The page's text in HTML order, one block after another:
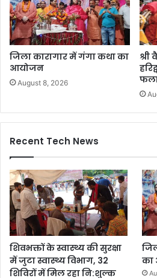
जिला कारागार में गंगा कथा का
आयोजन
August 8, 2026
श्री
Recent Tech News
शिवभक्तों के स्वास्थ्य की सुरक्षा
में जुटा स्वास्थ्य विभाग, 32
शिविरों में मिल रहा नि:शुल्क
का